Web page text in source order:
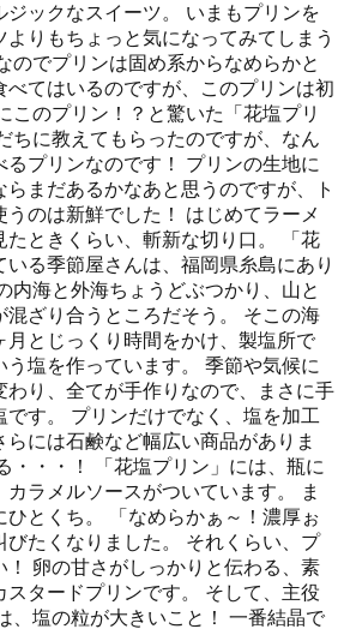
ジックなスイーツ。 いまもプリンを
よりもちょっと気になってみてしまう
のでプリンは固め系からなめらかと
べてはいるのですが、このプリンは初
このプリン！？と驚いた「花塩プリ
ちに教えてもらったのですが、なん
るプリンなのです！ プリンの生地に
まだあるかなあと思うのですが、ト
うのは新鮮でした！ はじめてラーメ
たときくらい、斬新な切り口。 「花
る季節屋さんは、福岡県糸島にあり
内海と外海ちょうどぶつかり、山と
混ざり合うところだそう。 そこの海
月とじっくり時間をかけ、製塩所で
う塩を作っています。 季節や気候に
わり、全てが手作りなので、まさに手
です。 プリンだけでなく、塩を加工
らには石鹸など幅広い商品がありま
・・・！ 「花塩プリン」には、瓶に
ラメルソースがついています。 ま
ひとくち。 「なめらかぁ～！濃厚ぉ
びたくなりました。 それくらい、プ
！ 卵の甘さがしっかりと伝わる、素
スタードプリンです。 そして、主役
、塩の粒が大きいこと！ 一番結晶で